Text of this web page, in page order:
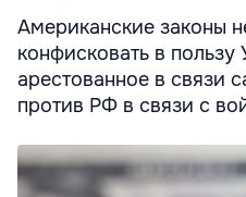
Американские законы
конфисковать в
арестованное в связи
против РФ в связи с